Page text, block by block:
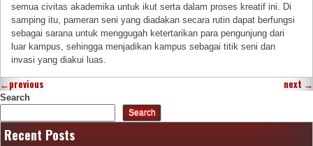
semua civitas akademika untuk ikut serta dalam proses kreatif ini. Di
samping itu, pameran seni yang diadakan secara rutin dapat berfungsi
sebagai sarana untuk menggugah ketertarikan para pengunjung dari
luar kampus, sehingga menjadikan kampus sebagai titik seni dan
invasi yang diakui luas.
←previous next →
Search
Search
Recent Posts